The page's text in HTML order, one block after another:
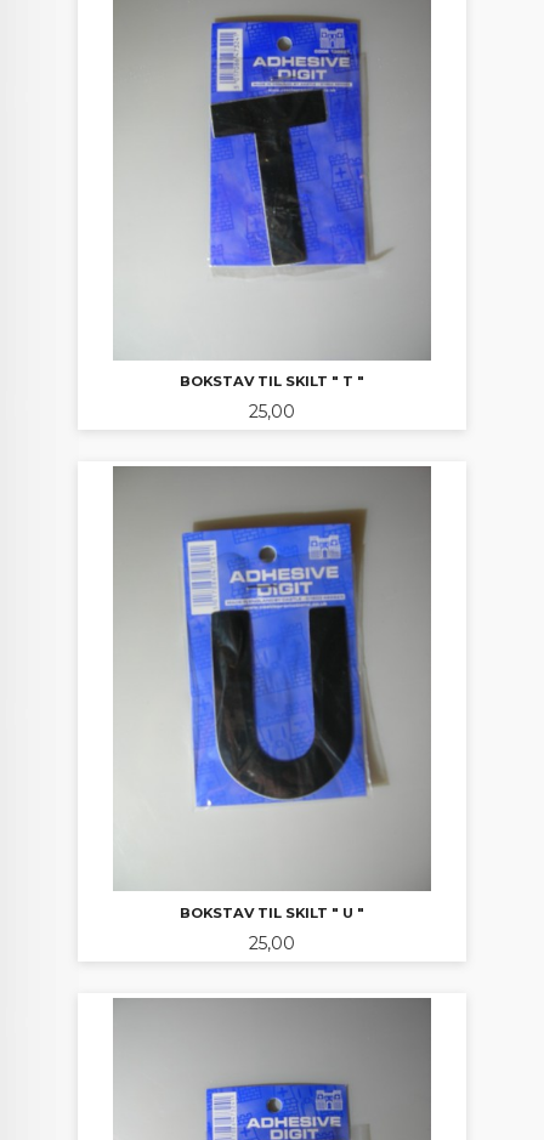
BOKSTAV TIL SKILT " T "
Pris
25,00
BOKSTAV TIL SKILT " U "
Pris
25,00